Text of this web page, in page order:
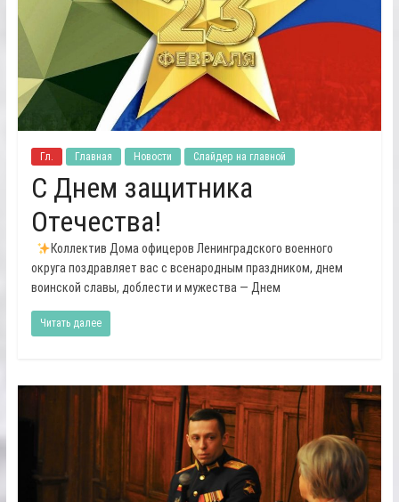
Гл. Главная Новости Слайдер на главной
С Днем защитника
Отечества!
Коллектив Дома офицеров Ленинградского военного
округа поздравляет вас с всенародным праздником, днем
воинской славы, доблести и мужества — Днем
Читать далее